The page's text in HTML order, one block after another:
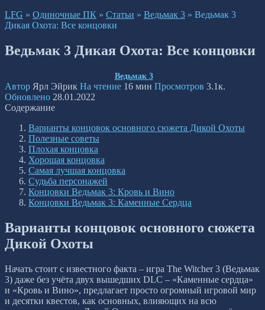
LFG » Одиночные ПК » Статьи » Ведьмак 3 » Ведьмак 3
Дикая Охота: Все концовки
Ведьмак 3 Дикая Охота: Все концовки
Ведьмак 3
Автор Ярл Эйрик На чтение 16 мин Просмотров 3.1к.
Обновлено 28.01.2022
Содержание
Варианты концовок основного сюжета Дикой Охоты
Полезные советы
Плохая концовка
Хорошая концовка
Самая лучшая концовка
Судьба персонажей
Концовки Ведьмак 3: Кровь и Вино
Концовки Ведьмак 3: Каменные Сердца
Варианты концовок основного сюжета
Дикой Охоты
Начать стоит с известного факта – игра The Witcher 3 (Ведьмак
3) даже без учёта двух вышедших DLC – «Каменные сердца»
и «Кровь и Вино», предлагает просто огромный игровой мир
и десятки квестов, как основных, влияющих на всю